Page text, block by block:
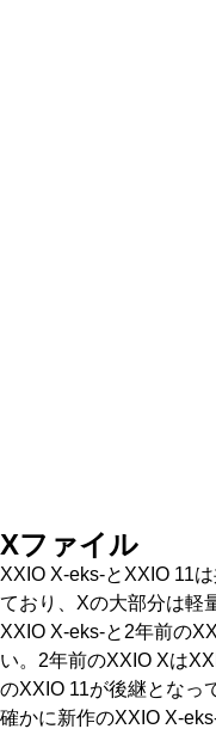
Xファイル
XXIO X-eks-とXXIO 11
ており、Xの大部分は軽
XXIO X-eks-と2年前の
い。2年前のXXIO Xは
のXXIO 11が後継となっ
確かに新作のXXIO X-